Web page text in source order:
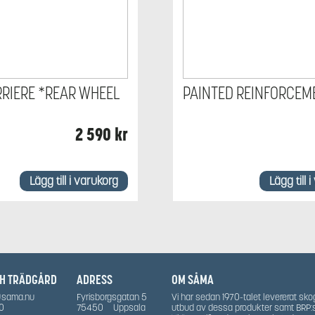
*REAR WHEEL
2 590 kr
Lägg till i varukorg
PAINTED
Lägg till
ADRESS
Fyrisborgsgatan 5
75450
Uppsala
TRÄDGÅRD OM SÅMA
Vi har sedan 1970-talet levererat
utbud av dessa produkter samt